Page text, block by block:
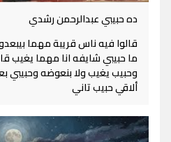
ده حبيبي عبدالرحمن رشدي
قالوا فيه ناس قريبة مهما
ما حبيبي شايفه انا مهما يغيب
وحبيب يغيب ولا بنعوضه وحبيبي
ألاقي حبيب تاني